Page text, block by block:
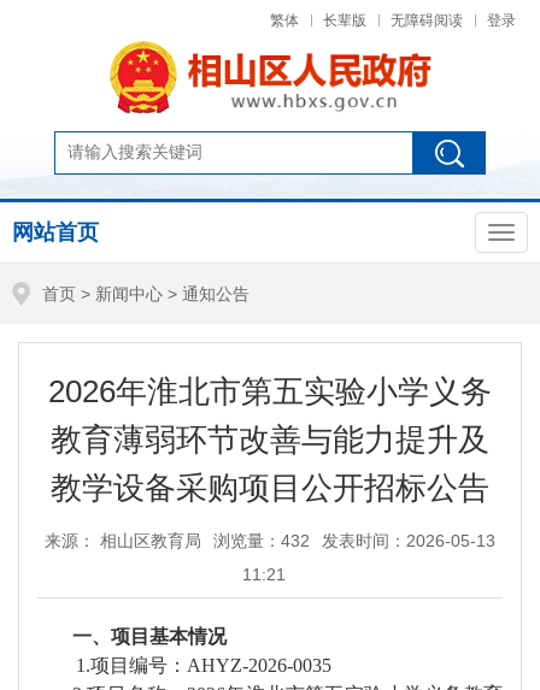
繁体 长辈版 无障碍阅读 登录
网站首页
首页 > 新闻中心 > 通知公告
2026年淮北市第五实验小学义务
教育薄弱环节改善与能力提升及
教学设备采购项目公开招标公告
来源： 相山区教育局 浏览量： 432
发表时间：2026-05-13
11:21
一、项目基本情况
1.项目编号： AHYZ-2026-0035